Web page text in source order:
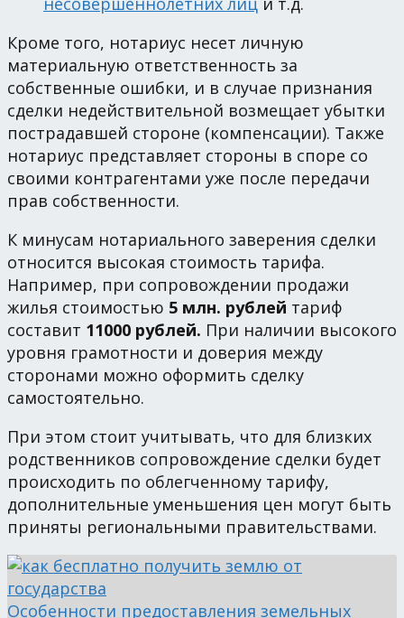
Кроме того, нотариус несет личную
материальную ответственность за
собственные ошибки, и в случае признания
сделки недействительной возмещает убытки
пострадавшей стороне (компенсации). Также
нотариус представляет стороны в споре со
своими контрагентами уже после передачи
прав собственности.
К минусам нотариального заверения сделки
относится высокая стоимость тарифа.
Например, при сопровождении продажи
жилья стоимостью 5 млн. рублей тариф
составит 11000 рублей. При наличии высокого
уровня грамотности и доверия между
сторонами можно оформить сделку
самостоятельно.
При этом стоит учитывать, что для близких
родственников сопровождение сделки будет
происходить по облегченному тарифу,
дополнительные уменьшения цен могут быть
приняты региональными правительствами.
Особенности предоставления земельных